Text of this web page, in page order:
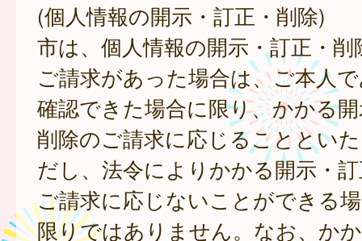
(個人情報の開示・訂正・削除)
市は、個人情報の開示・訂正・
ご請求があった場合は、ご本人
確認できた場合に限り、かかる
削除のご請求に応じることとい
だし、法令によりかかる開示・
ご請求に応じないことができる
限りではありません。なお、か